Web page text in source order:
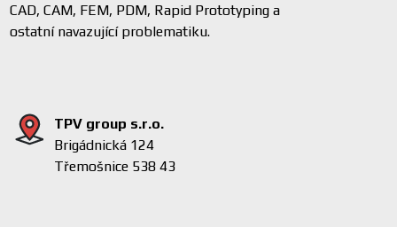
CAD, CAM, FEM, PDM, Rapid Prototyping a
ostatní navazující problematiku.
TPV group s.r.o.
Brigádnická 124
Třemošnice 538 43